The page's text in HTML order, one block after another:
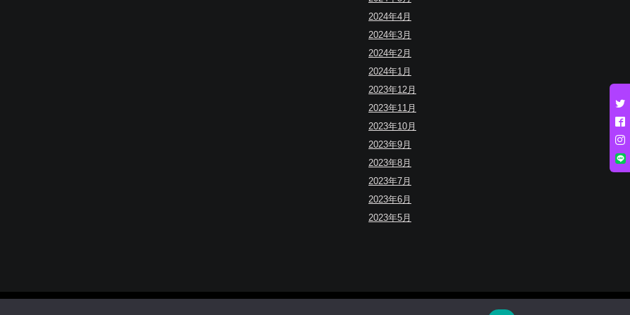
2024年4月
2024年3月
2024年2月
2024年1月
2023年12月
2023年11月
2023年10月
2023年9月
2023年8月
2023年7月
2023年6月
2023年5月